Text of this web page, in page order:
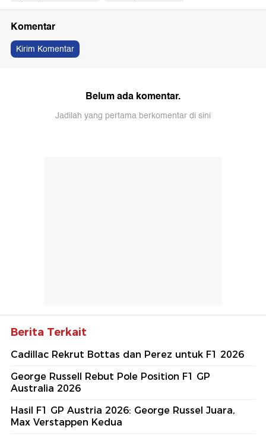
Komentar
Kirim Komentar
Belum ada komentar.
Jadilah yang pertama berkomentar di sini
Berita Terkait
Cadillac Rekrut Bottas dan Perez untuk F1 2026
George Russell Rebut Pole Position F1 GP
Australia 2026
Hasil F1 GP Austria 2026: George Russel Juara,
Max Verstappen Kedua